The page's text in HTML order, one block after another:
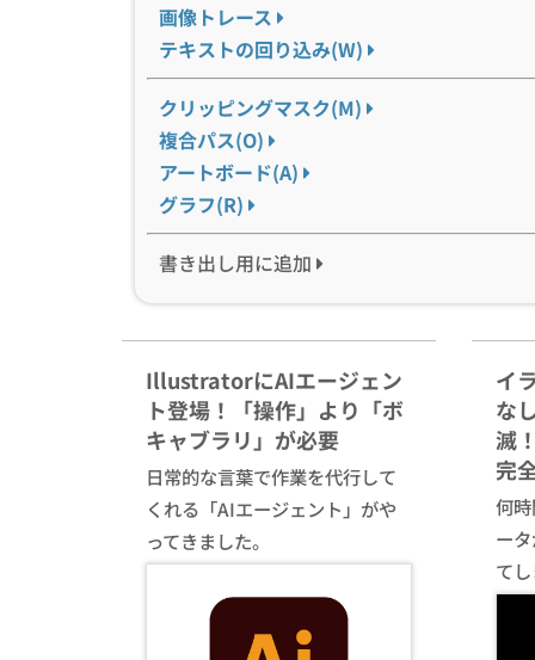
画像トレース
テキストの回り込み(W)
クリッピングマスク(M)
複合パス(O)
アートボード(A)
グラフ(R)
書き出し用に追加
IllustratorにAIエージェン
ト登場！「操作」より「ボ
キャブラリ」が必要
日常的な言葉で作業を代行して
くれる「AIエージェント」がや
ってきました。
イ
な
滅
完
何
ー
て